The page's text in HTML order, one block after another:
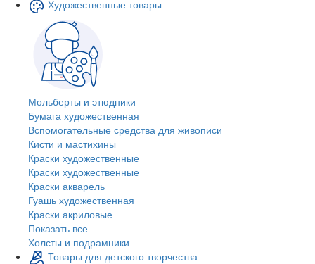
Художественные товары
Мольберты и этюдники
Бумага художественная
Вспомогательные средства для живописи
Кисти и мастихины
Краски художественные
Краски художественные
Краски акварель
Гуашь художественная
Краски акриловые
Показать все
Холсты и подрамники
Товары для детского творчества